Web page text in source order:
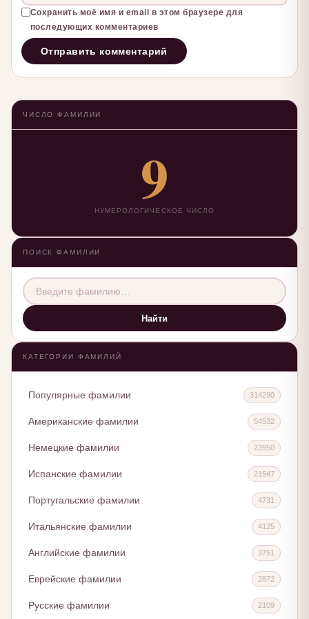
Сохранить моё имя и email в этом браузере для
последующих комментариев
ЧИСЛО ФАМИЛИИ
9
НУМЕРОЛОГИЧЕСКОЕ ЧИСЛО
ПОИСК ФАМИЛИИ
Найти
КАТЕГОРИИ ФАМИЛИЙ
Популярные фамилии 314290
Американские фамилии 54532
Немецкие фамилии 23950
Испанские фамилии 21547
Португальские фамилии 4731
Итальянские фамилии 4125
Английские фамилии 3751
Еврейские фамилии 2872
Русские фамилии 2109